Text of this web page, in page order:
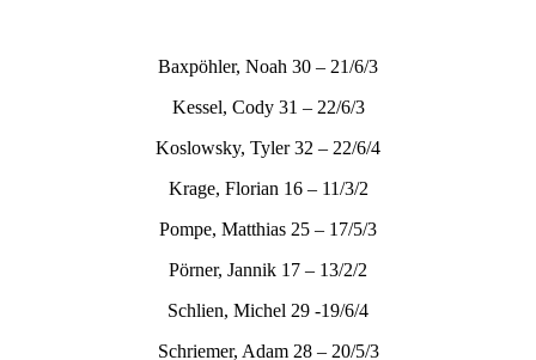
Baxpöhler, Noah 30 – 21/6/3
Kessel, Cody 31 – 22/6/3
Koslowsky, Tyler 32 – 22/6/4
Krage, Florian 16 – 11/3/2
Pompe, Matthias 25 – 17/5/3
Pörner, Jannik 17 – 13/2/2
Schlien, Michel 29 -19/6/4
Schriemer, Adam 28 – 20/5/3